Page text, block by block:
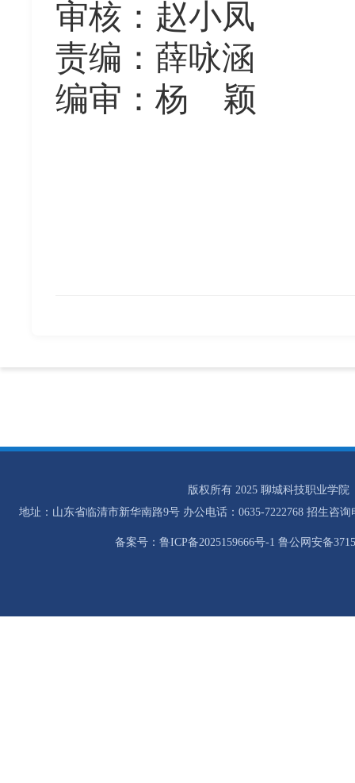
审核：赵小凤
责编：薛咏涵
编审：杨
颖
版权所有 2025 聊城科技职业学院
地址：山东省临清市新华南路9号 办公电话：0635-7222768 招生咨询
备案号：鲁ICP备2025159666号-1 鲁公网安备